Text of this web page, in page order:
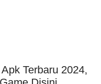
Terbaru 2024,